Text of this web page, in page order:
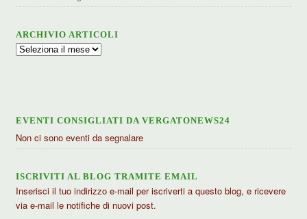
ARCHIVIO ARTICOLI
Archivio
EVENTI CONSIGLIATI DA VERGATONEWS24
Non ci sono eventi da segnalare
ISCRIVITI AL BLOG TRAMITE EMAIL
Inserisci il tuo indirizzo e-mail per iscriverti a questo blog, e ricevere
via e-mail le notifiche di nuovi post.